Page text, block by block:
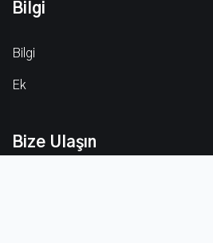
Bilgi
Bilgi
Ek
Bize Ulaşın